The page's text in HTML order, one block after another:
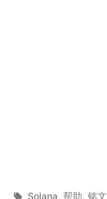
Tags:
Solana, 帮助, 铭文